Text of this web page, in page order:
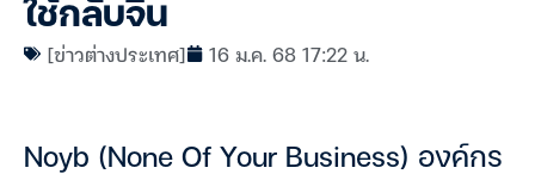
ใช้กลับจีน
[ข่าวต่างประเทศ] 16 ม.ค. 68 17:22 น.
Noyb (None Of Your Business) องค์กร